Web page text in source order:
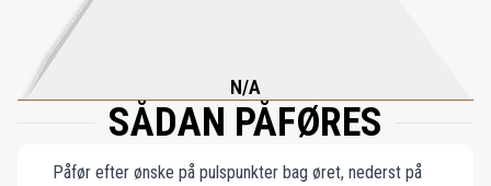
en duft for dem, der værdsætter subtil luksus og hemmelighedens
tiltrækningskraft – og som ønsker at gøre hver oplevelse med den
unik og uforglemmelig.
N/A
SÅDAN PÅFØRES
Påfør efter ønske på pulspunkter bag øret, nederst på